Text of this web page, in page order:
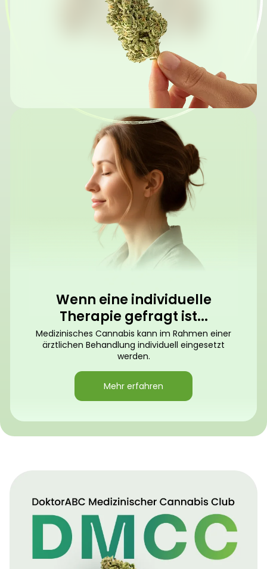
Wenn eine individuelle
Therapie gefragt ist...
Medizinisches Cannabis kann im Rahmen einer
ärztlichen Behandlung individuell eingesetzt
werden.
Mehr erfahren